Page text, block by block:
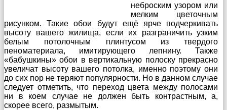
неброским узором или
мелким цветочным
рисунком. Такие обои будут ещё ярче подчеркивать
высоту вашего жилища, если их разграничить узким
белым потолочным плинтусом из твердого
пеноматериала, имитирующего лепнину. Также
«бабушкины» обои в вертикальную полоску прекрасно
увеличат высоту вашего потолка, именно поэтому они
до сих пор не теряют популярности. Но в данном случае
следует отметить, что переход цвета между полосами
ни в коем случае не должен быть контрастным, а,
скорее всего, размытым.